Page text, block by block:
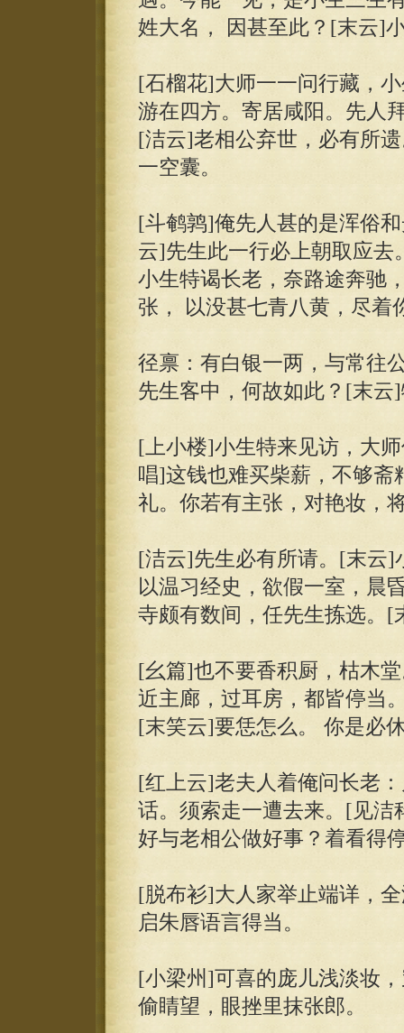
姓大名， 因甚至此？[末云]
[石榴花]大师一一问行藏，
游在四方。寄居咸阳。先人
[洁云]老相公弃世，必有所
一空囊。
[斗鹌鹑]俺先人甚的是浑俗
云]先生此一行必上朝取应
小生特谒长老，奈路途奔驰
张， 以没甚七青八黄，尽着
径禀：有白银一两，与常往
先生客中，何故如此？[末
[上小楼]小生特来见访，大
唱]这钱也难买柴薪，不够
礼。你若有主张，对艳妆，
[洁云]先生必有所请。[末云]
以温习经史，欲假一室，晨
寺颇有数间，任先生拣选。[
[幺篇]也不要香积厨，枯木
近主廊，过耳房，都皆停当
[末笑云]要恁怎么。 你是必
[红上云]老夫人着俺问长老
话。须索走一遭去来。[见洁
好与老相公做好事？着看得
[脱布衫]大人家举止端详，
启朱唇语言得当。
[小梁州]可喜的庞儿浅淡妆
偷睛望，眼挫里抹张郎。